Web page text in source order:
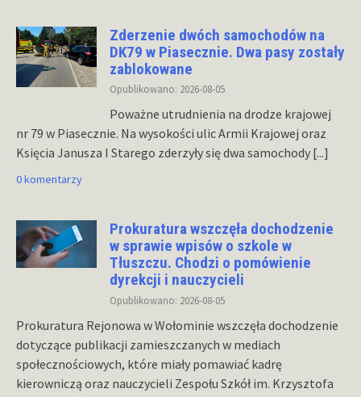
Zderzenie dwóch samochodów na
DK79 w Piasecznie. Dwa pasy zostały
zablokowane
Opublikowano: 2026-08-05
Poważne utrudnienia na drodze krajowej
nr 79 w Piasecznie. Na wysokości ulic Armii Krajowej oraz
Księcia Janusza I Starego zderzyły się dwa samochody [...]
0 komentarzy
Prokuratura wszczęła dochodzenie
w sprawie wpisów o szkole w
Tłuszczu. Chodzi o pomówienie
dyrekcji i nauczycieli
Opublikowano: 2026-08-05
Prokuratura Rejonowa w Wołominie wszczęła dochodzenie
dotyczące publikacji zamieszczanych w mediach
społecznościowych, które miały pomawiać kadrę
kierowniczą oraz nauczycieli Zespołu Szkół im. Krzysztofa